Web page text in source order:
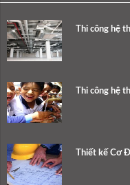
Thi công hệ
Thi công hệ
Thiết kế Cơ